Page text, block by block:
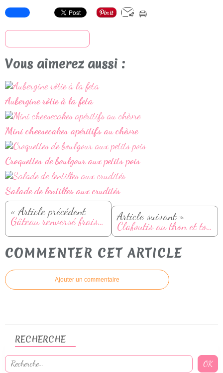
Vous aimerez aussi :
Aubergine rôtie à la feta
Mini cheesecakes apéritifs au chèvre
Croquettes de boulgour aux petits pois
Salade de lentilles aux crudités
« Article précédent
Gâteau renversé fraise et rhubarbe Article suivant »
Clafoutis au thon et tomates cerises
COMMENTER CET ARTICLE
Ajouter un commentaire
RECHERCHE